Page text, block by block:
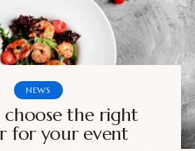
NEWS
the right
for your event